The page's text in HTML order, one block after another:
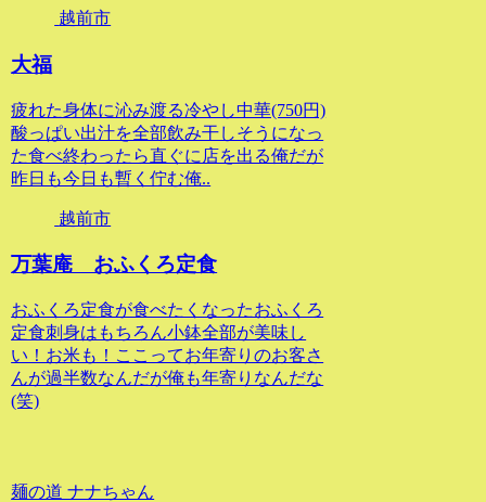
越前市
大福
疲れた身体に沁み渡る冷やし中華(750円)
酸っぱい出汁を全部飲み干しそうになっ
た食べ終わったら直ぐに店を出る俺だが
昨日も今日も暫く佇む俺..
越前市
万葉庵 おふくろ定食
おふくろ定食が食べたくなったおふくろ
定食刺身はもちろん小鉢全部が美味し
い！お米も！ここってお年寄りのお客さ
んが過半数なんだが俺も年寄りなんだな
(笑)
麺の道 ナナちゃん